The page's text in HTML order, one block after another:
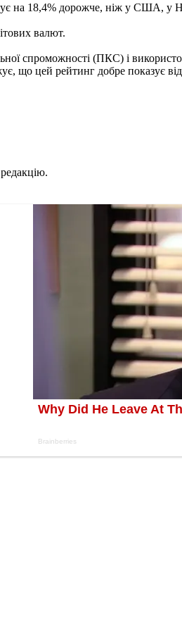
на 18,4% дорожче, ніж у США, у
валют.
спроможності (ПКС) і
що цей рейтинг добре показує